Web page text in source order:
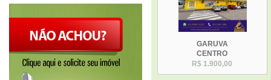
GARUVA
CENTRO
R$ 1.900,00